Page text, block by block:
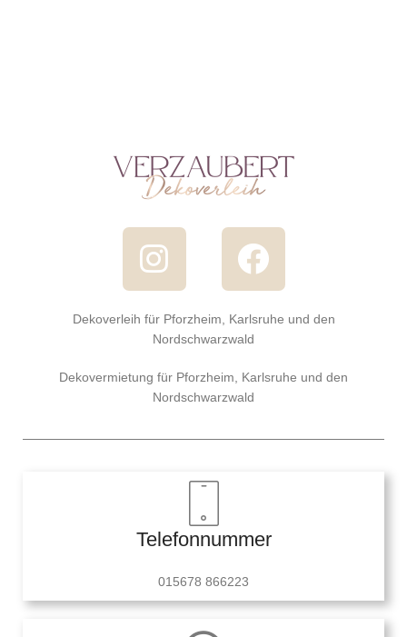
Dekoverleih für Pforzheim, Karlsruhe und den
Nordschwarzwald
Dekovermietung für Pforzheim, Karlsruhe und den
Nordschwarzwald
Telefonnummer
015678 866223